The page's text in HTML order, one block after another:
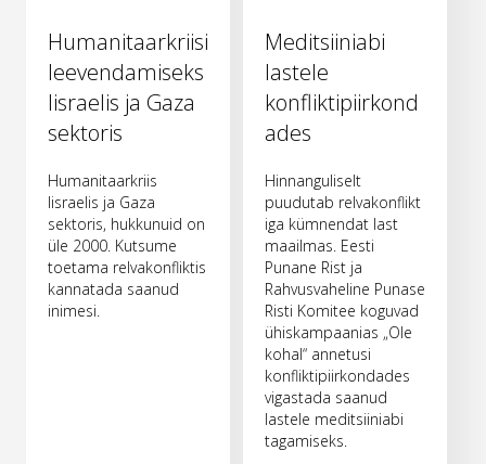
Humanitaarkriisi
leevendamiseks
Iisraelis ja Gaza
sektoris
Humanitaarkriis
Iisraelis ja Gaza
sektoris, hukkunuid on
üle 2000. Kutsume
toetama relvakonfliktis
kannatada saanud
inimesi.
Meditsiiniabi
lastele
konfliktipiirkond
ades
Hinnanguliselt
puudutab relvakonflikt
iga kümnendat last
maailmas. Eesti
Punane Rist ja
Rahvusvaheline Punase
Risti Komitee koguvad
ühiskampaanias „Ole
kohal“ annetusi
konfliktipiirkondades
vigastada saanud
lastele meditsiiniabi
tagamiseks.